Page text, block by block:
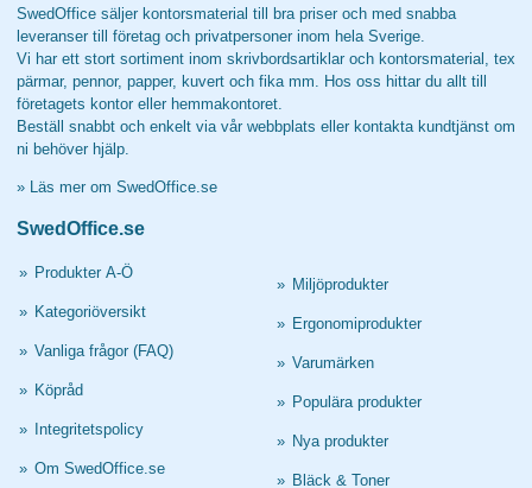
SwedOffice säljer kontorsmaterial till bra priser och med snabba
leveranser till företag och privatpersoner inom hela Sverige.
Vi har ett stort sortiment inom skrivbordsartiklar och kontorsmaterial, tex
pärmar, pennor, papper, kuvert och fika mm. Hos oss hittar du allt till
företagets kontor eller hemmakontoret.
Beställ snabbt och enkelt via vår webbplats eller kontakta kundtjänst om
ni behöver hjälp.
» Läs mer om SwedOffice.se
SwedOffice.se
» Produkter A-Ö
» Kategoriöversikt
» Vanliga frågor (FAQ)
» Köpråd
» Integritetspolicy
» Om SwedOffice.se
» Miljöprodukter
» Ergonomiprodukter
» Varumärken
» Populära produkter
» Nya produkter
» Bläck & Toner